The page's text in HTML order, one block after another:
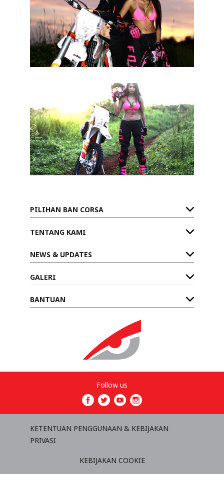
PILIHAN BAN CORSA
TENTANG KAMI
NEWS & UPDATES
GALERI
BANTUAN
Follow us
KETENTUAN PENGGUNAAN & KEBIJAKAN
PRIVASI
KEBIJAKAN COOKIE